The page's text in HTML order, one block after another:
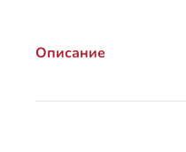
Описание